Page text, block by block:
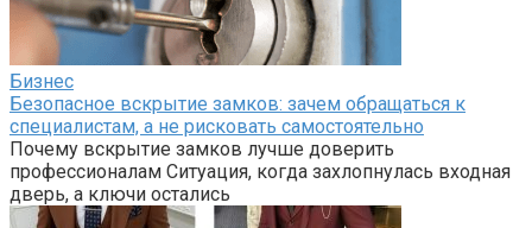
Бизнес
Безопасное вскрытие замков: зачем обращаться к
специалистам, а не рисковать самостоятельно
Почему вскрытие замков лучше доверить
профессионалам Ситуация, когда захлопнулась входная
дверь, а ключи остались